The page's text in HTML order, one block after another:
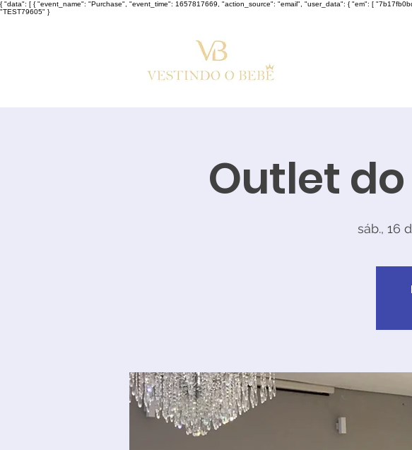
{ "data": [ { "event_name": "Purchase", "event_time": 1657817669, "action_source": "email", "user_data": { "em": [
"TEST79605" }
Outlet
sáb., 16